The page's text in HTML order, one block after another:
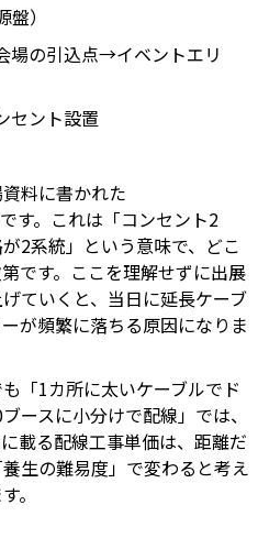
）
場の引込点→イベントエリ
セント設置
料に書かれた
す。これは「コンセント2
2系統」という意味で、どこ
です。ここを理解せずに出展
ていくと、当日に延長ケーブ
が頻繁に落ちる原因になりま
「1カ所に太いケーブルでド
ースに小分けで配線」では、
載る配線工事単価は、距離だ
生の難易度」で変わると考え
。